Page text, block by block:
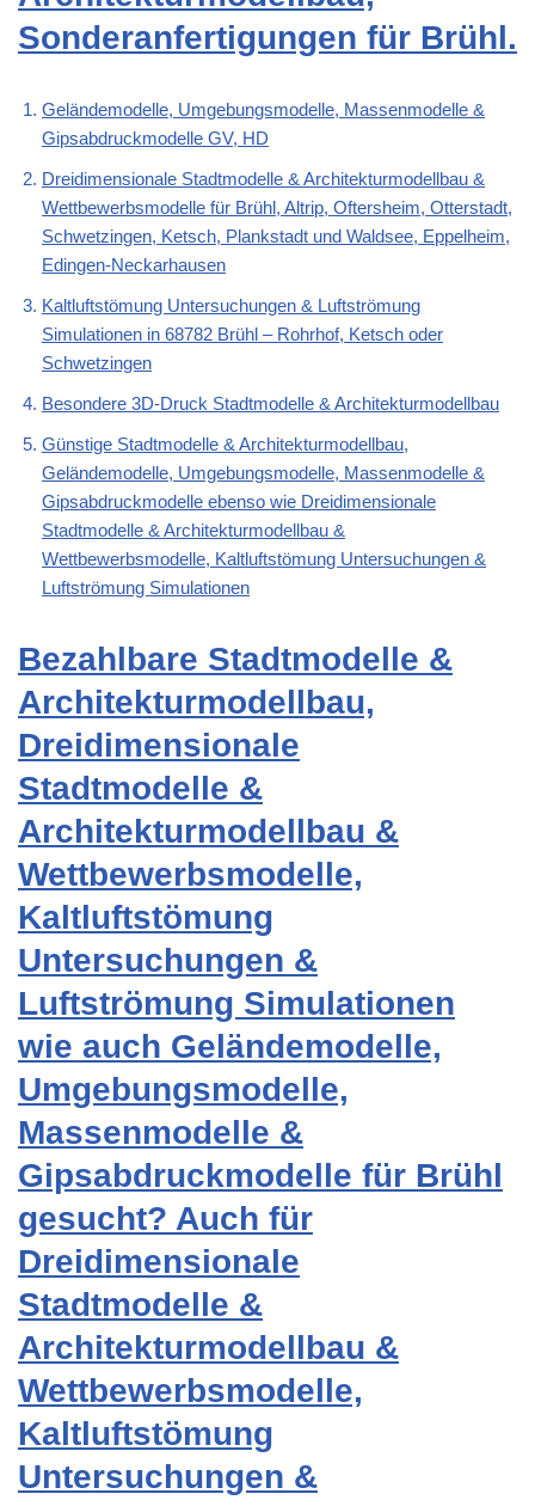
Sonderanfertigungen für Brühl.
Geländemodelle, Umgebungsmodelle, Massenmodelle &
Gipsabdruckmodelle GV, HD
Dreidimensionale Stadtmodelle & Architekturmodellbau &
Wettbewerbsmodelle für Brühl, Altrip, Oftersheim, Otterstadt,
Schwetzingen, Ketsch, Plankstadt und Waldsee, Eppelheim,
Edingen-Neckarhausen
Kaltluftstömung Untersuchungen & Luftströmung
Simulationen in 68782 Brühl – Rohrhof, Ketsch oder
Schwetzingen
Besondere 3D-Druck Stadtmodelle & Architekturmodellbau
Günstige Stadtmodelle & Architekturmodellbau,
Geländemodelle, Umgebungsmodelle, Massenmodelle &
Gipsabdruckmodelle ebenso wie Dreidimensionale
Stadtmodelle & Architekturmodellbau &
Wettbewerbsmodelle, Kaltluftstömung Untersuchungen &
Luftströmung Simulationen
Bezahlbare Stadtmodelle &
Architekturmodellbau,
Dreidimensionale
Stadtmodelle &
Architekturmodellbau &
Wettbewerbsmodelle,
Kaltluftstömung
Untersuchungen &
Luftströmung Simulationen
wie auch Geländemodelle,
Umgebungsmodelle,
Massenmodelle &
Gipsabdruckmodelle für Brühl
gesucht? Auch für
Dreidimensionale
Stadtmodelle &
Architekturmodellbau &
Wettbewerbsmodelle,
Kaltluftstömung
Untersuchungen &